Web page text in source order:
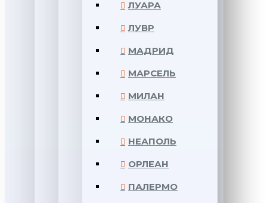
ЛУАРА
ЛУВР
МАДРИД
МАРСЕЛЬ
МИЛАН
МОНАКО
НЕАПОЛЬ
ОРЛЕАН
ПАЛЕРМО